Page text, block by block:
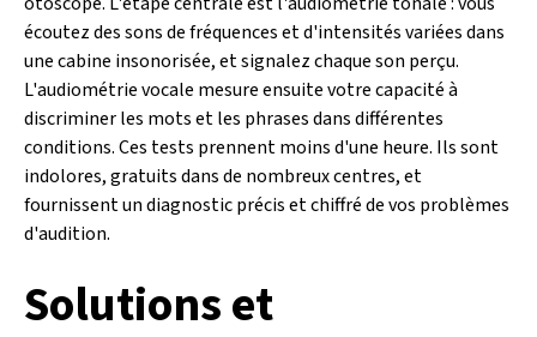
écoutez des sons de fréquences et d'intensités variées dans
une cabine insonorisée, et signalez chaque son perçu.
L'audiométrie vocale mesure ensuite votre capacité à
discriminer les mots et les phrases dans différentes
conditions. Ces tests prennent moins d'une heure. Ils sont
indolores, gratuits dans de nombreux centres, et
fournissent un diagnostic précis et chiffré de vos problèmes
d'audition.
Solutions et